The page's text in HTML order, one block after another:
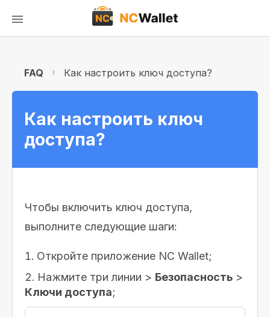
FAQ Как настроить ключ доступа?
Как настроить ключ
доступа?
Чтобы включить ключ доступа,
выполните следующие шаги:
Откройте приложение NC Wallet;
Нажмите три линии > Безопасность >
Ключи доступа;